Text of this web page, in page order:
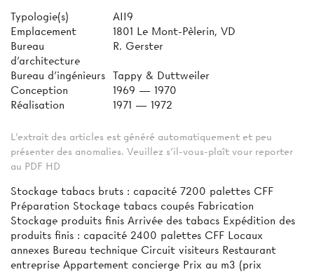
Typologie(s)
AII9
Emplacement
1801 Le Mont-Pèlerin, VD
Bureau
d'architecture
R. Gerster
Bureau d'ingénieurs
Tappy & Duttweiler
Conception
1969 — 1970
Réalisation
1971 — 1972
L'extrait des articles est généré automatiquement et peu
présenter des anomalies. Veuillez s'il-vous-plaît vour reporter
au PDF HD
Stockage tabacs bruts : capacité 7200 palettes CFF
Préparation Stockage tabacs coupés Fabrication
Stockage produits finis Arrivée des tabacs Expédition des
produits finis : capacité 2400 palettes CFF Locaux
annexes Bureau technique Circuit visiteurs Restaurant
entreprise Appartement concierge Prix au m3 (prix